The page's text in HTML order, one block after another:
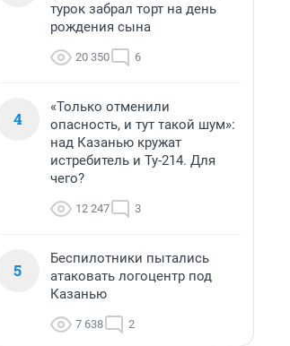
турок забрал торт на день
рождения сына
20 350 6
4
«Только отменили
опасность, и тут такой шум»:
над Казанью кружат
истребитель и Ту-214. Для
чего?
12 247 3
5
Беспилотники пытались
атаковать логоцентр под
Казанью
7 638 2